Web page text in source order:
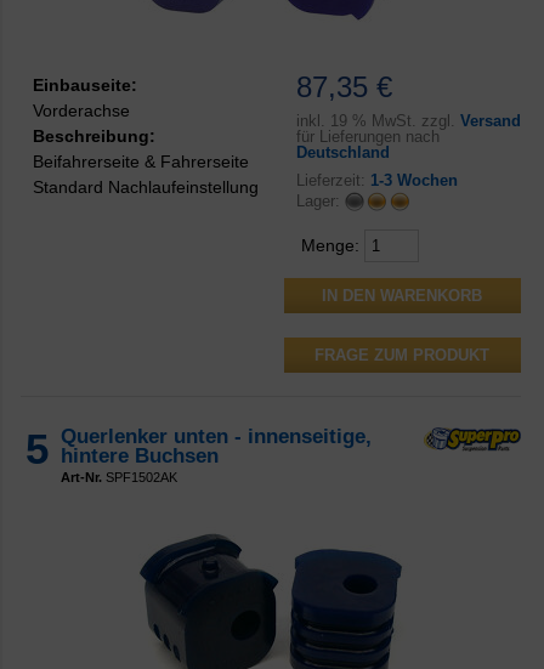
87,35 €
inkl. 19 % MwSt. zzgl. Versand
für Lieferungen nach
Deutschland
Lieferzeit: 1-3 Wochen
Lager:
Menge:
FRAGE ZUM PRODUKT
Einbauseite:
Vorderachse
Beschreibung:
Beifahrerseite & Fahrerseite
Standard Nachlaufeinstellung
5 Querlenker unten - innenseitige,
hintere Buchsen
Art-Nr. SPF1502AK